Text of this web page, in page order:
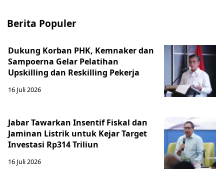
Berita Populer
Dukung Korban PHK, Kemnaker dan
Sampoerna Gelar Pelatihan
Upskilling dan Reskilling Pekerja
16 Juli 2026
Jabar Tawarkan Insentif Fiskal dan
Jaminan Listrik untuk Kejar Target
Investasi Rp314 Triliun
16 Juli 2026